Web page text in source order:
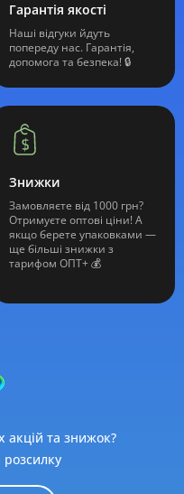
Гарантія якості
Наші відгуки йдуть
попереду нас. Гарантія,
допомога та безпека! 🔒
Знижки
Замовляєте від 1000 грн?
Отримуєте оптові ціни! А
якщо берете упаковками —
ще більші знижки з
тарифом ОПТ+ 💰
акцій та знижок?
розсилку